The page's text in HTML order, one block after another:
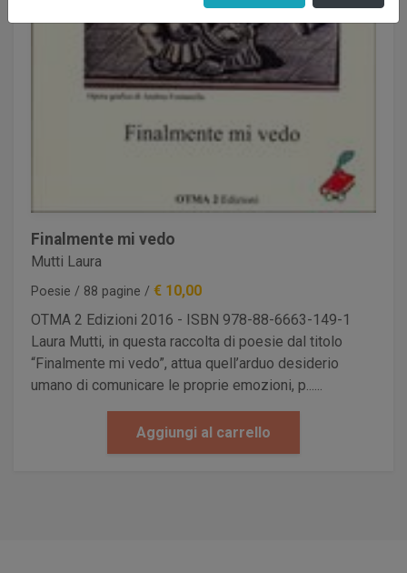
Finalmente mi vedo
Mutti Laura
Poesie / 88 pagine /€ 10,00
OTMA 2 Edizioni 2016 - ISBN 978-88-6663-149-1
Laura Mutti, in questa raccolta di poesie dal titolo
“Finalmente mi vedo”, attua quell’arduo desiderio
umano di comunicare le proprie emozioni, p......
Aggiungi al carrello